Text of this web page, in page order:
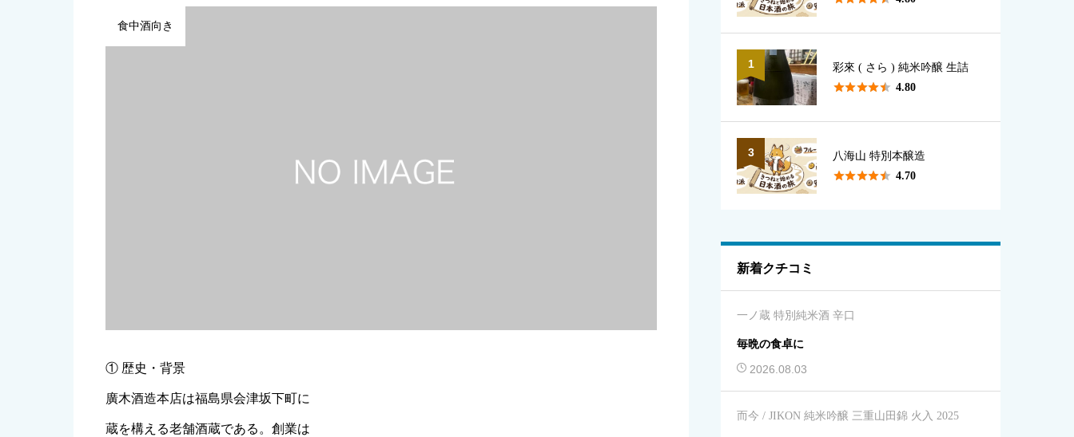
食中酒向き
① 歴史・背景
廣木酒造本店は福島県会津坂下町に
蔵を構える老舗酒蔵である。創業は
1 彩來 ( さら ) 純米吟醸 生詰
 4.80
3 八海山 特別本醸造
 4.70
新着クチコミ
一ノ蔵 特別純米酒 辛口
毎晩の食卓に
2026.08.03
而今 / JIKON 純米吟醸 三重山田錦 火入 2025